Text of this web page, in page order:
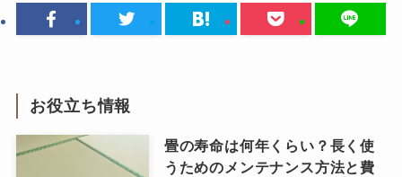
お役立ち情報
畳の寿命は何年くらい？長く使
うためのメンテナンス方法と費